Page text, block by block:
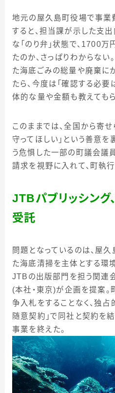
地元の屋久島町役場で事業
すると、担当課が示した支
な「のり弁」状態で、1700
たのか、さっぱりわからない
た海底ごみの総量や廃棄に
たら、今度は「確認する必要
体的な量や金額も教えてもら
このままでは、全国から寄
守ってほしい」という善意
う危惧した一部の町議会議
請求を視野に入れて、町執行
JTBパブリッシング
受託
問題となっているのは、屋
た海底清掃を主体とする環
JTBの出版部門を担う関連会
(本社・東京)が企画を提案
争入札をすることなく、独
随意契約」で同社と契約を
事業を終えた。